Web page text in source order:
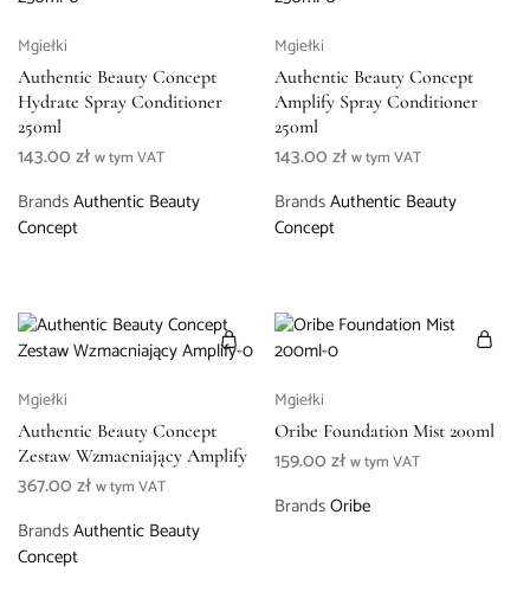
Mgiełki
Authentic Beauty Concept
Hydrate Spray Conditioner
250ml
143.00złw tym VAT
BrandsAuthentic Beauty
Concept
Mgiełki
Authentic Beauty Concept
Amplify Spray Conditioner
250ml
143.00zł w tym VAT
BrandsAuthentic Beauty
Concept
Mgiełki
Authentic Beauty Concept
Zestaw Wzmacniający Amplify
367.00złw tym VAT
BrandsAuthentic Beauty
Concept
Mgiełki
Oribe Foundation Mist 200ml
159.00zł w tym VAT
BrandsOribe